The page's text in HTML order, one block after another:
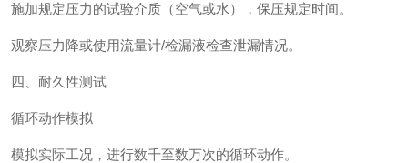
施加规定压力的试验介质（空气或水），保压规定时间。
观察压力降或使用流量计/检漏液检查泄漏情况。
四、耐久性测试
循环动作模拟‌
模拟实际工况，进行数千至数万次的循环动作。